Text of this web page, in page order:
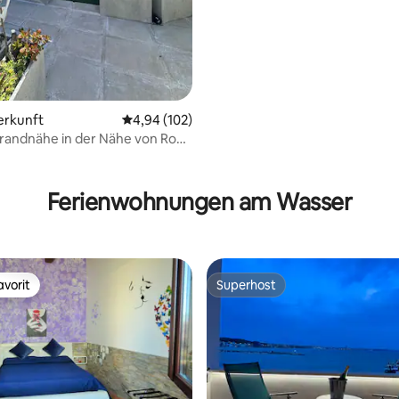
Durchschnittliche Bewertung: 4,94 von 5,
4,94 (102)
in der Nähe von Rom
Ferienwohnungen am Wasser
Superhost
Superhost